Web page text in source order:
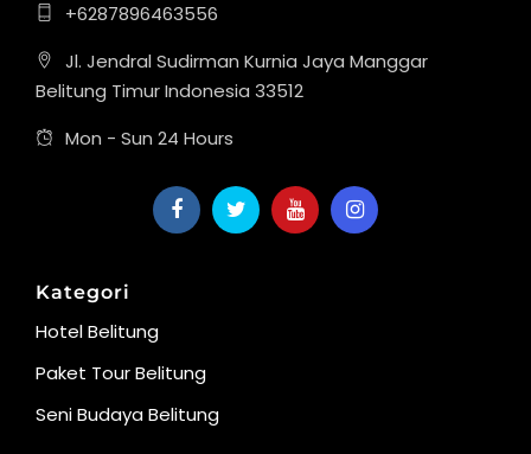
+6287896463556
Jl. Jendral Sudirman Kurnia Jaya Manggar
Belitung Timur Indonesia 33512
Mon - Sun 24 Hours
Kategori
Hotel Belitung
Paket Tour Belitung
Seni Budaya Belitung